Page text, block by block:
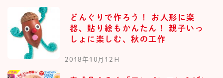
どんぐりで作ろう！ お人形に楽
器、貼り絵もかんたん！ 親子いっ
しょに楽しむ、秋の工作
2018年10月12日